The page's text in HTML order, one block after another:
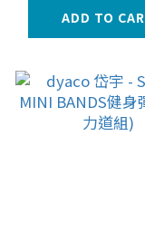
ADD TO